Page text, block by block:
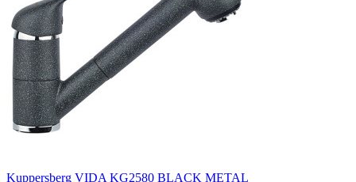
Kuppersberg VIDA KG2580 BLACK METAL